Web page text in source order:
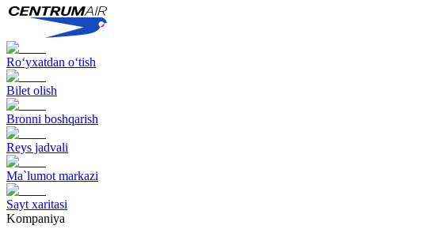
Ro‘yxatdan o‘tish
Bilet olish
Bronni boshqarish
Reys jadvali
Ma`lumot markazi
Sayt xaritasi
Kompaniya